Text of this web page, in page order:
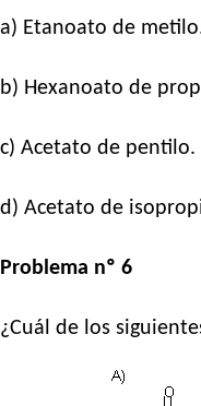
a) Etanoato de
b) Hexanoato de
c) Acetato de pentilo.
d) Acetato de
Problema nº 6
¿Cuál de los